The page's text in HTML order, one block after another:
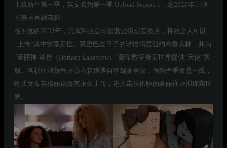
上载新生第一季，英文名为第一季 Upload Season 1，是2020年上映
的美国喜剧电影。
在不远的2033年，六家科技公司运营虚拟现实酒店，将死之人可以
“上传”其中安享后世。紧巴巴过日子的诺拉蜗居纽约布鲁克林，并为
“豪丽禅·湖景（Horizen Lakeview）”豪华数字身后世界提供“天使”客
服。洛杉矶浪荡程序员内森遭遇自动驾驶事故，伤势严重命悬一线，
物质女友英格丽说服其永久上传，进入诺拉供职的豪丽禅虚拟现实世
界。